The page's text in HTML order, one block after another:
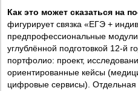
Как это может сказаться на
фигурирует связка «ЕГЭ +
предпрофессиональные
углублённой подготовкой 12-й
портфолио: проект,
ориентированные кейсы
цифровые сервисы).